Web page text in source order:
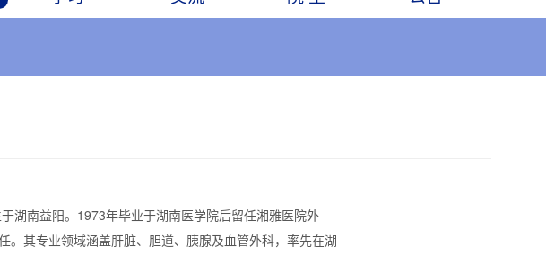
湖南益阳。 1973年毕业于湖南医学院后留任湘雅医院外
。其专业领域涵盖肝脏、胆道、胰腺及血管外科，率先在湖